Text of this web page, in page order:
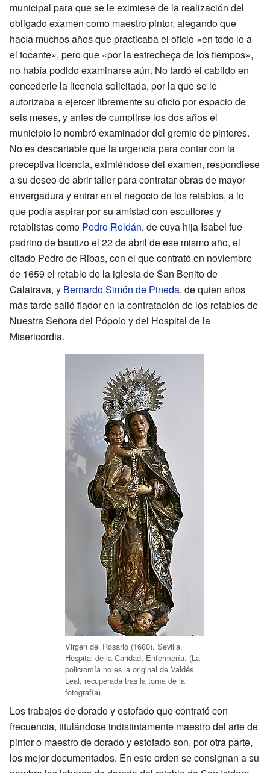
municipal para que se le eximiese de la realización del
obligado examen como maestro pintor, alegando que
hacía muchos años que practicaba el oficio «en todo lo a
el tocante», pero que «por la estrecheça de los tiempos»,
no había podido examinarse aún. No tardó el cabildo en
concederle la licencia solicitada, por la que se le
autorizaba a ejercer libremente su oficio por espacio de
seis meses, y antes de cumplirse los dos años el
municipio lo nombró examinador del gremio de pintores.
No es descartable que la urgencia para contar con la
preceptiva licencia, eximiéndose del examen, respondiese
a su deseo de abrir taller para contratar obras de mayor
envergadura y entrar en el negocio de los retablos, a lo
que podía aspirar por su amistad con escultores y
retablistas como Pedro Roldán, de cuya hija Isabel fue
padrino de bautizo el 22 de abril de ese mismo año, el
citado Pedro de Ribas, con el que contrató en noviembre
de 1659 el retablo de la iglesia de San Benito de
Calatrava, y Bernardo Simón de Pineda, de quien años
más tarde salió fiador en la contratación de los retablos de
Nuestra Señora del Pópolo y del Hospital de la
Misericordia.
Virgen del Rosario (1680). Sevilla,
Hospital de la Caridad, Enfermería. (La
policromía no es la original de Valdés
Leal, recuperada tras la toma de la
fotografía)
Los trabajos de dorado y estofado que contrató con
frecuencia, titulándose indistintamente maestro del arte de
pintor o maestro de dorado y estofado son, por otra parte,
los mejor documentados. En este orden se consignan a su